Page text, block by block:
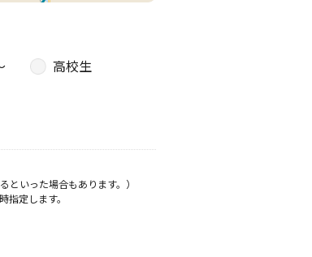
高校生
いった場合もあります。）
定します。